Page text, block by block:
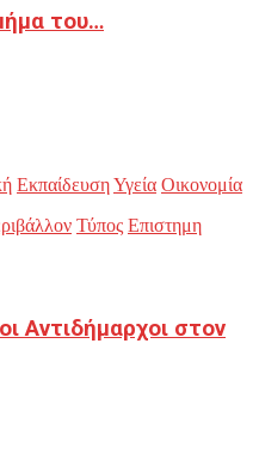
του…
ΕκπαίδευσηΥγεία Οικονομία
Τύπος Επιστημη
Αντιδήμαρχοι στον